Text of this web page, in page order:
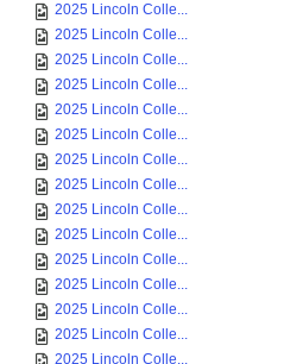
2025 Lincoln Colle...
2025 Lincoln Colle...
2025 Lincoln Colle...
2025 Lincoln Colle...
2025 Lincoln Colle...
2025 Lincoln Colle...
2025 Lincoln Colle...
2025 Lincoln Colle...
2025 Lincoln Colle...
2025 Lincoln Colle...
2025 Lincoln Colle...
2025 Lincoln Colle...
2025 Lincoln Colle...
2025 Lincoln Colle...
2025 Lincoln Colle...